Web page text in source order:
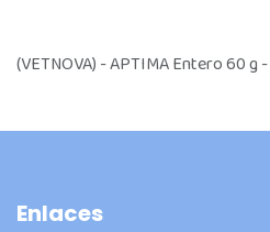
(VETNOVA) - APTIMA Entero 60 g
Enlaces